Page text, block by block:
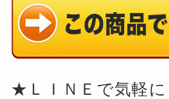
★ＬＩＮＥで気軽に